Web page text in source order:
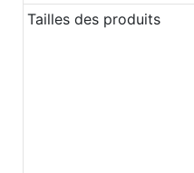
Tailles des produits